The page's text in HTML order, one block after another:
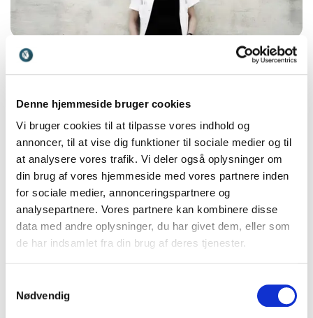
Denne hjemmeside bruger cookies
Vi bruger cookies til at tilpasse vores indhold og
annoncer, til at vise dig funktioner til sociale medier og til
at analysere vores trafik. Vi deler også oplysninger om
din brug af vores hjemmeside med vores partnere inden
for sociale medier, annonceringspartnere og
analysepartnere. Vores partnere kan kombinere disse
data med andre oplysninger, du har givet dem, eller som
de har indsamlet fra din brug af deres tjenester.
Nødvendig
Bente Klarlund er overlæge, professor og
forfatter og holder humoristiske, tankevækkende
og inspirerende foredrag og kurser om sundhed
og fysisk aktivitet, som målrettes almindelige
borgere, sundhedsfagligt personale, politikere og
andre beslutningstagere. Bente er i øvrigt
forfatter til mere end 500 videnskabelige artikler